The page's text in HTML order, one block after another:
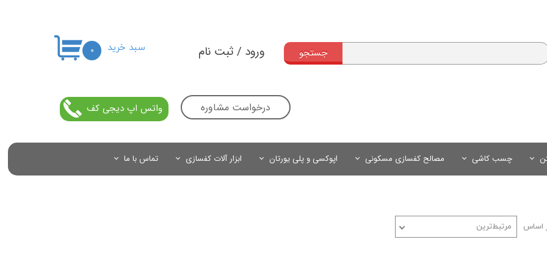
ورود / ثبت نام
تغییر گذر واژه
سفارشات
خروج از حساب کاربری
جستجو
چسب کاشی مصالح کفسازی مسکونی اپوکسی و پلی یورتان ابزار آلات کفسازی تماس با ما
۰ سبد خرید
درخواست مشاوره واتس اپ دیجی کف
اساس مرتبط‌ترین